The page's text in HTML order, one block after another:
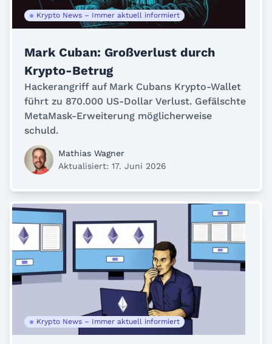
Krypto News – Immer aktuell informiert
Mark Cuban: Großverlust durch
Krypto-Betrug
Hackerangriff auf Mark Cubans Krypto-Wallet
führt zu 870.000 US-Dollar Verlust. Gefälschte
MetaMask-Erweiterung möglicherweise
schuld.
Mathias Wagner
Aktualisiert: 17. Juni 2026
Krypto News – Immer aktuell informiert